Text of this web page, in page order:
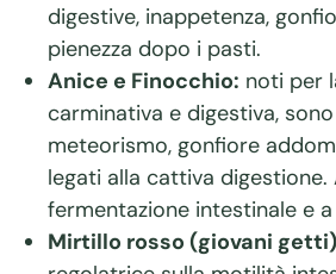
digestive, inappetenza,
pienezza dopo i pasti.
Anice e Finocchio: noti per
carminativa e digestiva,
meteorismo, gonfiore
legati alla cattiva
fermentazione intestinale e
Mirtillo rosso (giovani